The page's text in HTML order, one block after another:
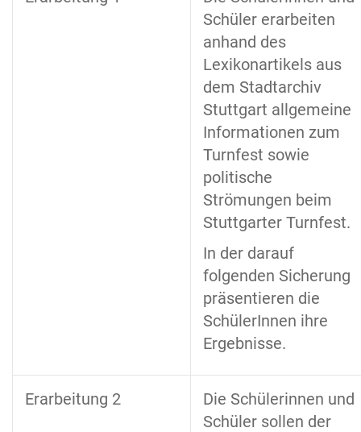
Schüler erarbeiten
anhand des
Lexikonartikels aus
dem Stadtarchiv
Stuttgart allgemeine
Informationen zum
Turnfest sowie
politische
Strömungen beim
Stuttgarter Turnfest.
In der darauf
folgenden Sicherung
präsentieren die
SchülerInnen ihre
Ergebnisse.
Erarbeitung 2
Die Schülerinnen und
Schüler sollen der